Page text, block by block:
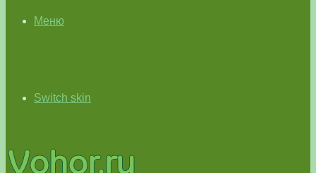
Меню
Switch skin